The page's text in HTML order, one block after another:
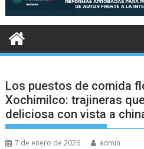
Los puestos de comida
Xochimilco: trajineras
deliciosa con vista a
7 de enero de 2026 admin